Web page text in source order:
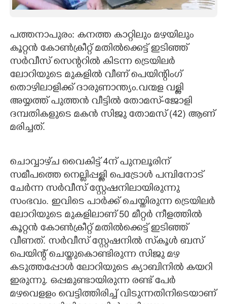
LITERATURE
CONTACT US
പത്തനാപുരം: കനത്ത കാറ്റിലും മഴയിലും
കൂറ്റൻ കോൺക്രീറ്റ് മതിൽക്കെട്ട് ഇടിഞ്ഞ്
സർവീസ് സെന്ററിൽ കിടന്ന ട്രെയിലർ
ലോറിയുടെ മുകളിൽ വീണ് പെയിന്റിംഗ്
തൊഴിലാളിക്ക് ദാരുണാന്ത്യം.വന്മള വള്ളി
അയ്യത്ത് പുത്തൻ വീട്ടിൽ തോമസ്-ജോളി
ദമ്പതികളുടെ മകൻ സിജു തോമസ് (42) ആണ്
മരിച്ചത്.
ചൊവ്വാഴ്‌ച വൈകിട്ട് 4ന് പുനലൂരിന്
സമീപത്തെ നെല്ലിപ്പള്ളി പെട്രോൾ പമ്പിനോട്
ചേർന്ന സർവീസ് സ്റ്റേഷനിലായിരുന്നു
സംഭവം. ഇവിടെ പാർക്ക് ചെയ്തിരുന്ന ട്രെയിലർ
ലോറിയുടെ മുകളിലാണ് 50 മീറ്റർ നീളത്തിൽ
കൂറ്റൻ കോൺക്രീറ്റ് മതിൽക്കെട്ട് ഇടിഞ്ഞ്
വീണത്. സർവീസ് സ്റ്റേഷനിൽ സ്‌കൂൾ ബസ്
പെയിന്റ് ചെയ്തുകൊണ്ടിരുന്ന സിജു മഴ
കടുത്തപ്പോൾ ലോറിയുടെ ക്യാബിനിൽ കയറി
ഇരുന്നു. ഒപ്പമുണ്ടായിരുന്ന രണ്ട് പേർ
മഴവെളളം വെട്ടിത്തിരിച്ച് വിടുന്നതിനിടെയാണ്